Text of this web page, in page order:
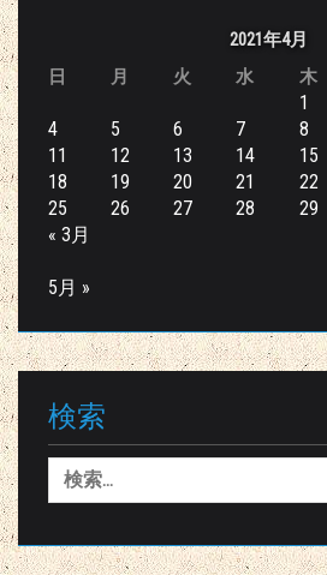
2021年4月
日
月 火 水 木
1
4
5 6 7 8
11
12 13 14 15
18
19 20 21 22
25
26 27 28 29
« 3月
5月 »
検索
検
索: